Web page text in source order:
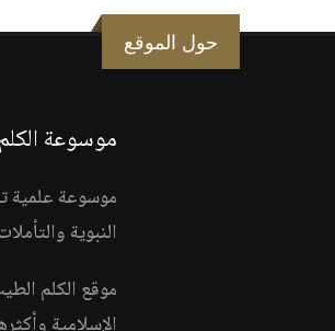
حول الموقع
موسوعة
موسوعة علمية
النبوية
موقع الكلم